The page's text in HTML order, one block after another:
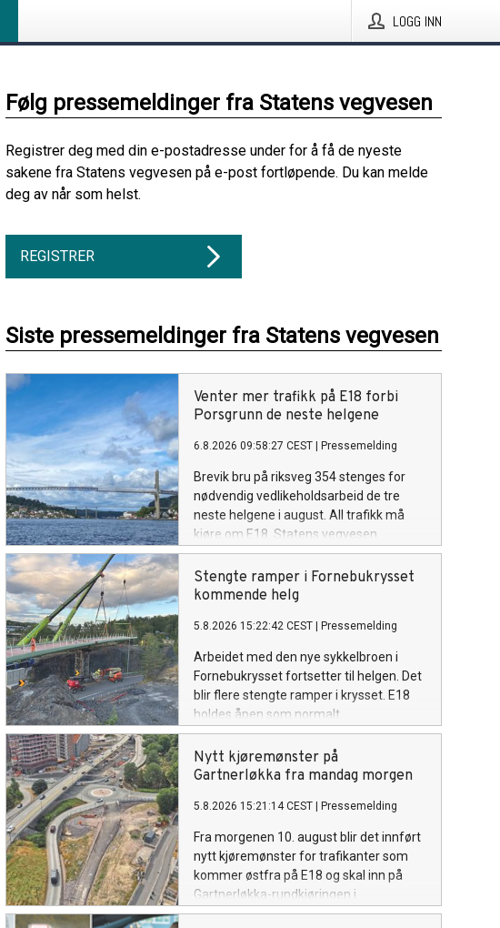
LOGG INN
Følg pressemeldinger fra Statens vegvesen
Registrer deg med din e-postadresse under for å få de nyeste
sakene fra Statens vegvesen på e-post fortløpende. Du kan melde
deg av når som helst.
REGISTRER
Siste pressemeldinger fra Statens vegvesen
Venter mer trafikk på E18 forbi
Porsgrunn de neste helgene
6.8.2026 09:58:27 CEST Pressemelding
Brevik bru på riksveg 354 stenges for
nødvendig vedlikeholdsarbeid de tre
neste helgene i august. All trafikk må
kjøre om E18. Statens vegvesen
oppfordrer trafikantene til å unngå de
mest trafikkerte tidspunktene.
Stengte ramper i Fornebukrysset
kommende helg
5.8.2026 15:22:42 CEST Pressemelding
Arbeidet med den nye sykkelbroen i
Fornebukrysset fortsetter til helgen. Det
blir flere stengte ramper i krysset. E18
holdes åpen som normalt.
Nytt kjøremønster på
Gartnerløkka fra mandag morgen
5.8.2026 15:21:14 CEST Pressemelding
Fra morgenen 10. august blir det innført
nytt kjøremønster for trafikanter som
kommer østfra på E18 og skal inn på
Gartnerløkka-rundkjøringen i
Kristiansand.